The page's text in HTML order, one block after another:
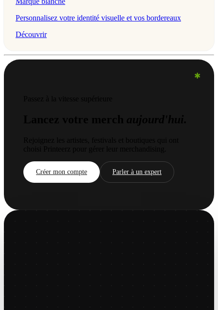
Personnalisez votre identité visuelle et vos bordereaux
Découvrir
✱
Créer mon compte Parler à un expert